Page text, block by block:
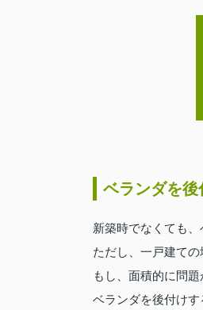
ベランダを
新築時でなくても、
ただし、一戸建て
もし、面積的に問
ベランダを後付けす